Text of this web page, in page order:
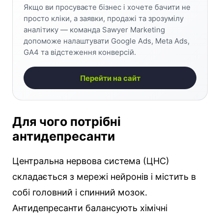
Якщо ви просуваєте бізнес і хочете бачити не
просто кліки, а заявки, продажі та зрозумілу
аналітику — команда Sawyer Marketing
допоможе налаштувати Google Ads, Meta Ads,
GA4 та відстеження конверсій.
Перейти на сайт
Для чого потрібні
антидепресанти
Центральна нервова система (ЦНС)
складається з мережі нейронів і містить в
собі головний і спинний мозок.
Антидепресанти балансують хімічні